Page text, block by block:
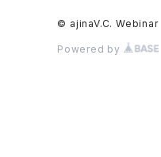
© ajinaV.C. Webinar
Powered by